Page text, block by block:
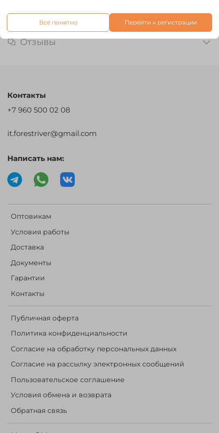
Характеристики
Отзывы
Оптовикам
Условия работы
Доставка
Документы
Гарантии
Контакты
Публичная оферта
Политика конфиденциальности
Согласие на обработку персональных данных
Согласие на рассылку электронных сообщений
Пользовательское соглашение
Условия обмена и возврата
Обратная связь
Контакты
+7 960 500 02 08
it.forestriver@gmail.com
Написать нам:
Всё понятно Перейти к регистрации